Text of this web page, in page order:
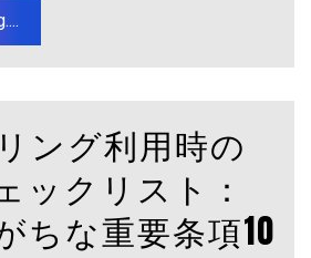
ング利用時の
ックリスト：
ちな重要条項10